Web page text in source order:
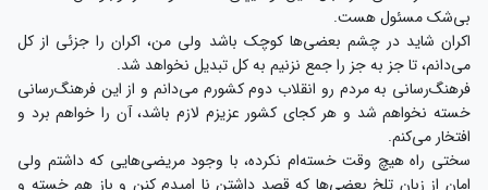
بی‌شک مسئول هست.
اکران شاید در چشم بعضی‌ها کوچک باشد ولی من، اکران را جزئی از کل
می‌دانم، تا جز به جز را جمع نزنیم به کل تبدیل نخواهد شد.
فرهنگ‌رسانی به مردم رو انقلاب دوم کشورم می‌دانم و از این فرهنگ‌رسانی
خسته نخواهم شد و هر کجای کشور عزیزم لازم باشد، آن را خواهم برد و
افتخار می‌کنم.
سختی راه هیچ وقت خسته‌ام نکرده، با وجود مریضی‌‌هایی که داشتم ولی
امان از زبان تلخ بعضی‌ها که قصد داشتن نا امیدم کنن و باز هم خسته و